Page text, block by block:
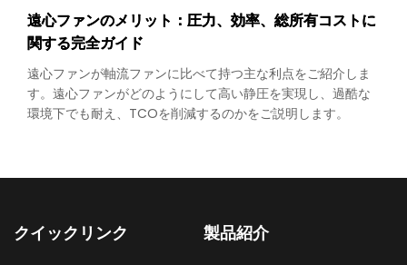
遠心ファンのメリット：圧力、効率、総所有コストに
関する完全ガイド
遠心ファンが軸流ファンに比べて持つ主な利点をご紹介しま
す。遠心ファンがどのようにして高い静圧を実現し、過酷な
環境下でも耐え、TCOを削減するのかをご説明します。
クイックリンク 製品紹介